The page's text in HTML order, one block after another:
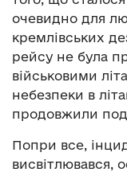
очевидно для
кремлівських
рейсу не була
військовими
небезпеки в
продовжили
Попри все,
висвітлювався,